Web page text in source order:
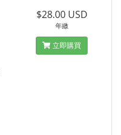
$28.00 USD
年繳
立即購買